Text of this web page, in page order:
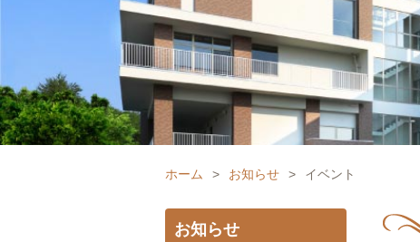
ホーム > お知らせ > イベント
お知らせ